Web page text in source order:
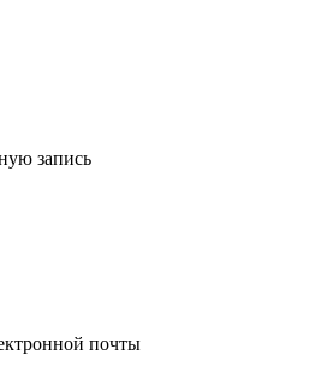
запись
почты